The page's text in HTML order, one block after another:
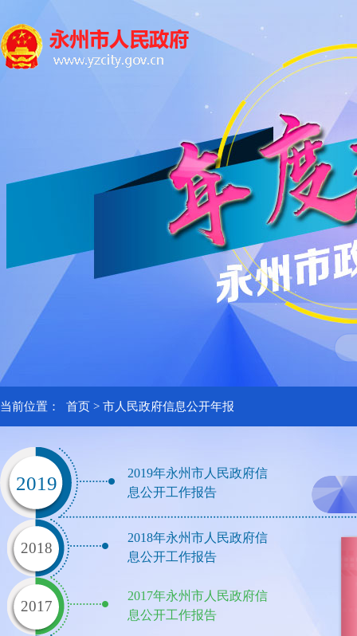
当前位置： 首页 > 市人民政府信息公开年报
2019
2019年永州市人民政府信
息公开工作报告
2018
2018年永州市人民政府信
息公开工作报告
2017
2017年永州市人民政府信
息公开工作报告